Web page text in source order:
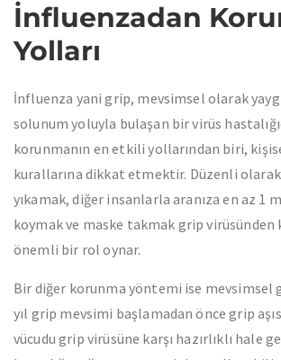
İnfluenzadan
Yolları
İnfluenza yani grip, mevsimsel olarak
solunum yoluyla bulaşan bir virüs
korunmanın en etkili yollarından biri,
kurallarına dikkat etmektir. Düzenli
yıkamak, diğer insanlarla aranıza en az 1
koymak ve maske takmak grip virüsünden
önemli bir rol oynar.
Bir diğer korunma yöntemi ise mevsimsel
yıl grip mevsimi başlamadan önce grip
vücudu grip virüsüne karşı hazırlıklı hale